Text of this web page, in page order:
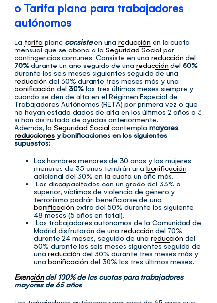
o Tarifa plana para trabajadores
autónomos
La tarifa plana consisteen una reducción en la cuota
mensual que se abona a la Seguridad Social por
contingencias comunes. Consiste en unareducción del
70% durante un año seguido de una reduccióndel50%
durante los seis meses siguientes seguido de una
reducción del 30% durante tres meses más y una
bonificación del 30% los tres últimos meses siempre y
cuando se den de alta en el Régimen Especial de
Trabajadores Autónomos (RETA) por primera vez o que
no hayan estado dados de alta en los últimos 2 años o 3
si han disfrutado de ayudas anteriormente.
Además, la Seguridad Social contempla mayores
reduccionesy bonificaciones en los siguientes
supuestos:
Los hombres menores de 30 años y las mujeres
menores de 35 años tendrán una bonificación
adicional del 30% en la cuota un año más.
Los discapacitados con un grado del 33% o
superior, víctimas de violencia de género y
terrorismo podrán beneficiarse de una
bonificación extra del 50% durante los siguiente
48 meses (5 años en total).
Los trabajadores autónomos de la Comunidad de
Madrid disfrutarán de una reducción del 70%
durante 24 meses, seguido de unareducción del
50% durante los seis meses siguientes seguido de
una reducción del 30% durante tres meses más y
una bonificación del 30% los tres últimos meses.
Exencióndel 100% de las cuotas para trabajadores
mayores de 65 años